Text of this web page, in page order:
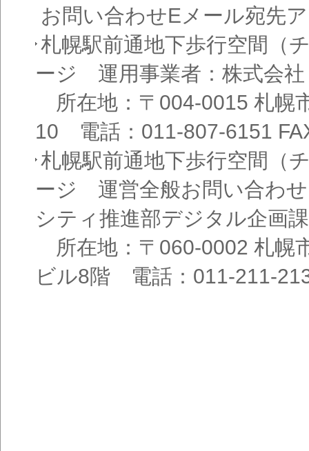
お問い合わせEメール宛先
札幌駅前通地下歩行空間（
ージ 運用事業者：株式会
所在地：〒004-0015 札幌
10 電話：011-807-6151
札幌駅前通地下歩行空間（
ージ 運営全般お問い合わ
シティ推進部デジタル企画課
所在地：〒060-0002 札幌
ビル8階 電話：011-211-